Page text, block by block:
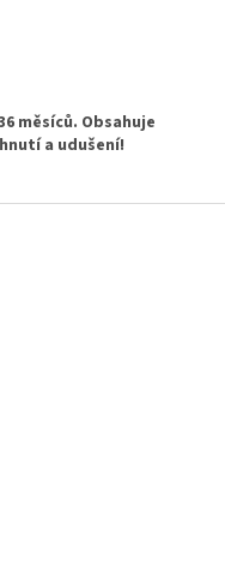
měsíců. Obsahuje
a udušení!